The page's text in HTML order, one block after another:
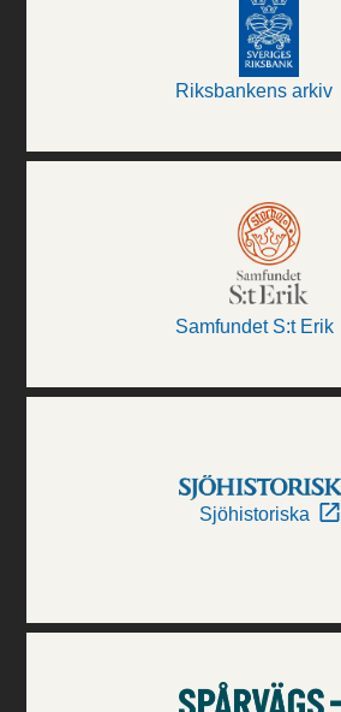
Riksbankens arkiv
Samfundet S:t Erik
Sjöhistoriska